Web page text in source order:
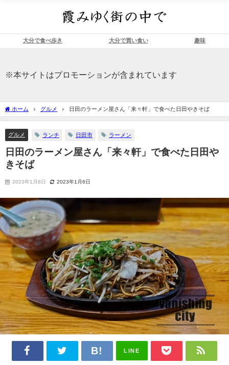
大分で食べ歩き 大分で買い食い 趣味
※本サイトはプロモーションが含まれています
ホーム グルメ 日田のラーメン屋さん「来々軒」で食べた日田やきそば
グルメ ランチ 日田市 ラーメン
日田のラーメン屋さん「来々軒」で食べた日田や
きそば
2023年1月8日 2023年1月6日
LINE